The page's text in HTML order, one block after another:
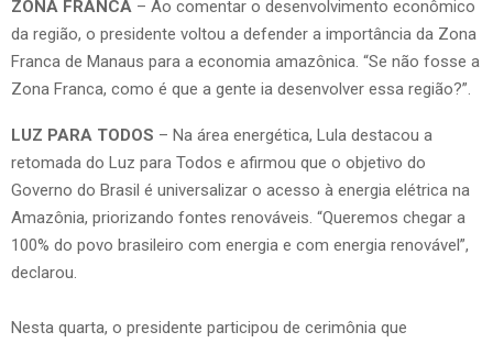
ZONA FRANCA – Ao comentar o desenvolvimento econômico
da região, o presidente voltou a defender a importância da Zona
Franca de Manaus para a economia amazônica. “Se não fosse a
Zona Franca, como é que a gente ia desenvolver essa região?”.
LUZ PARA TODOS – Na área energética, Lula destacou a
retomada do Luz para Todos e afirmou que o objetivo do
Governo do Brasil é universalizar o acesso à energia elétrica na
Amazônia, priorizando fontes renováveis. “Queremos chegar a
100% do povo brasileiro com energia e com energia renovável”,
declarou.
Nesta quarta, o presidente participou de cerimônia que